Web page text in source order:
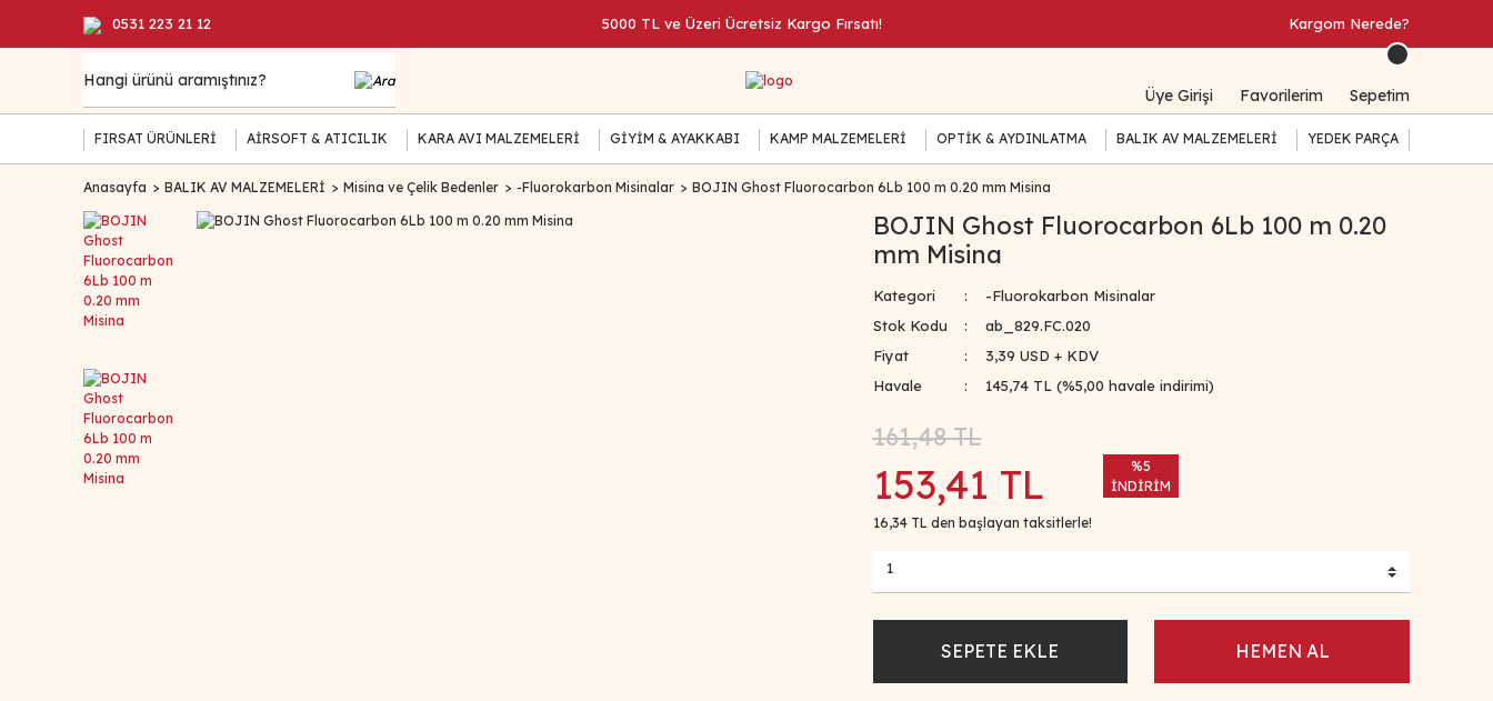
0531 223 21 12 5000 TL ve Üzeri Ücretsiz Kargo Fırsatı! Kargom Nerede?
Üye Girişi Favorilerim Sepetim
FIRSAT ÜRÜNLERİ AİRSOFT & ATICILIK KARA AVI MALZEMELERİ GİYİM & AYAKKABI KAMP MALZEMELERİ OPTİK & AYDINLATMA BALIK AV MALZEMELERİ YEDEK PARÇA
Anasayfa BALIK AV MALZEMELERİ Misina ve Çelik Bedenler -Fluorokarbon Misinalar BOJIN Ghost Fluorocarbon 6Lb 100 m 0.20 mm Misina
BOJIN Ghost Fluorocarbon 6Lb 100 m 0.20
mm Misina
Kategori
-Fluorokarbon Misinalar
Stok Kodu
ab_829.FC.020
Fiyat
3,39 USD + KDV
Havale
145,74 TL (%5,00 havale indirimi)
161,48 TL
153,41 TL
16,34 TL den başlayan taksitlerle!
%5
İNDİRİM
SEPETE EKLE HEMEN AL